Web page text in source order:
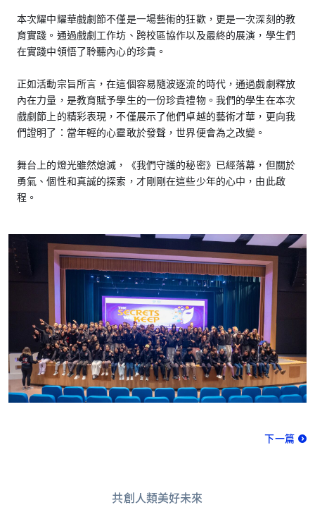
本次耀中耀華戲劇節不僅是一場藝術的狂歡，更是一次深刻的教
育實踐。通過戲劇工作坊、跨校區協作以及最終的展演，學生們
在實踐中領悟了聆聽內心的珍貴。
正如活動宗旨所言，在這個容易隨波逐流的時代，通過戲劇釋放
內在力量，是教育賦予學生的一份珍貴禮物。我們的學生在本次
戲劇節上的精彩表現，不僅展示了他們卓越的藝術才華，更向我
們證明了：當年輕的心靈敢於發聲，世界便會為之改變。
舞台上的燈光雖然熄滅，《我們守護的秘密》已經落幕，但關於
勇氣、個性和真誠的探索，才剛剛在這些少年的心中，由此啟
程。
下一篇
共創人類美好未來